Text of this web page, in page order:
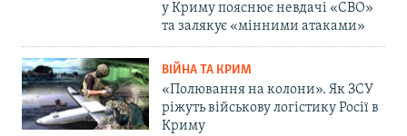
у Криму пояснює невдачі «СВО»
та залякує «мінними атаками»
ВІЙНА ТА КРИМ
«Полювання на колони». Як ЗСУ
ріжуть військову логістику Росії в
Криму